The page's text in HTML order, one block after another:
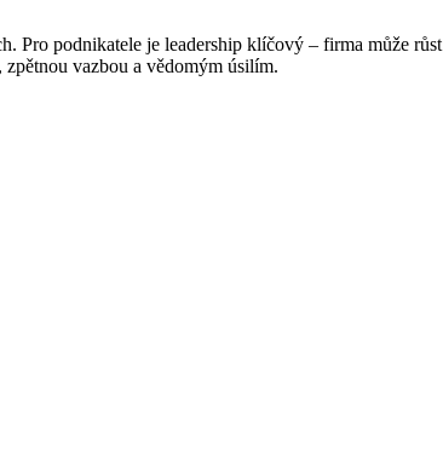
Pro podnikatele je leadership klíčový – firma může
vazbou a vědomým úsilím.